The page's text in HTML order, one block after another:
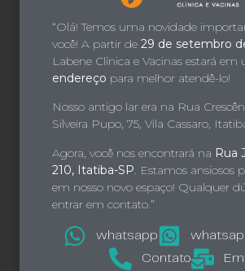
“Olá! Temos uma novidade
você! A partir de 29 de setembro
Labene Clínica e Vacinas estará em
endereço para melhor atendê-lo!
Nosso antigo lar era na Rua
Silveira Pupo, 75, Vila Cassaro,
Agora, você nos encontrará na Rua
210, Itatiba-SP. Estamos ansiosos
em nosso novo espaço! Qualquer
entrar em contato.”
whatsapp
Contato